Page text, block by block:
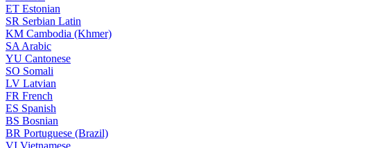
ET Estonian
SR Serbian Latin
KM Cambodia (Khmer)
SA Arabic
YU Cantonese
SO Somali
LV Latvian
FR French
ES Spanish
BS Bosnian
BR Portuguese (Brazil)
VI Vietnamese